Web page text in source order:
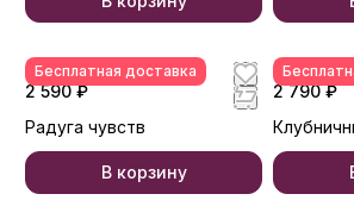
В корзину
Бесплатная доставка
2 590 ₽
Радуга чувств
В корзину
2 790 ₽